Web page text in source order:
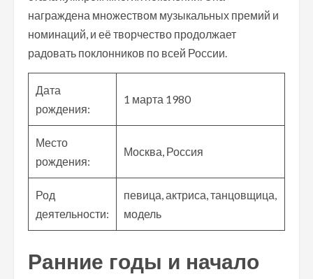
награждена множеством музыкальных премий и
номинаций, и её творчество продолжает
радовать поклонников по всей России.
Дата
рождения:
1 марта 1980
Место
рождения:
Москва, Россия
Род
деятельности:
певица, актриса, танцовщица,
модель
Ранние годы и начало